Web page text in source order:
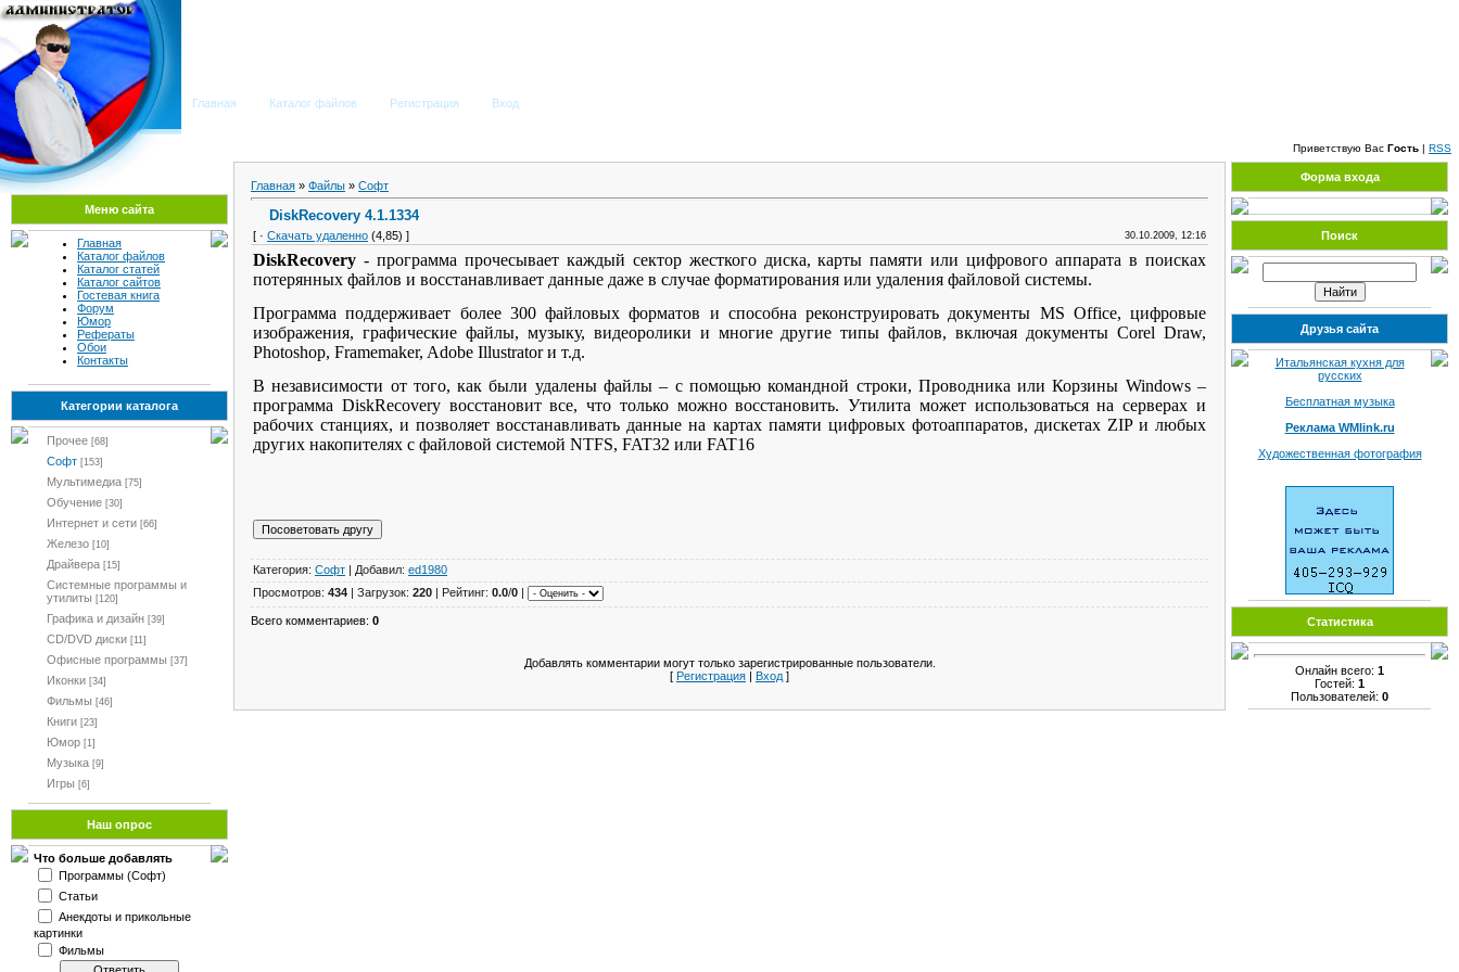
Главная Каталог файлов Регистрация Вход
Приветствую Вас Гость | RSS
Меню сайта
Главная
Каталог файлов
Каталог статей
Каталог сайтов
Гостевая книга
Форум
Юмор
Рефераты
Обои
Контакты
Категории каталога
Прочее [68]
Софт [153]
Мультимедиа [75]
Обучение [30]
Интернет и сети [66]
Железо [10]
Драйвера [15]
Системные программы и
утилиты [120]
Графика и дизайн [39]
CD/DVD диски [11]
Офисные программы [37]
Иконки [34]
Фильмы [46]
Книги [23]
Юмор [1]
Музыка [9]
Игры [6]
Наш опрос
Что больше добавлять
Программы (Софт)
Статьи
Анекдоты и прикольные
картинки
Фильмы
Главная » Файлы » Софт
DiskRecovery 4.1.1334
[ · Скачать удаленно (4,85) ] 30.10.2009, 12:16
DiskRecovery - программа прочесывает каждый сектор жесткого диска, карты памяти или цифрового аппарата в поисках
потерянных файлов и восстанавливает данные даже в случае форматирования или удаления файловой системы.
Программа поддерживает более 300 файловых форматов и способна реконструировать документы MS Office, цифровые
изображения, графические файлы, музыку, видеоролики и многие другие типы файлов, включая документы Corel Draw,
Photoshop, Framemaker, Adobe Illustrator и т.д.
В независимости от того, как были удалены файлы – с помощью командной строки, Проводника или Корзины Windows –
программа DiskRecovery восстановит все, что только можно восстановить. Утилита может использоваться на серверах и
рабочих станциях, и позволяет восстанавливать данные на картах памяти цифровых фотоаппаратов, дискетах ZIP и любых
других накопителях с файловой системой NTFS, FAT32 или FAT16
Категория: Софт | Добавил: ed1980
Просмотров: 434 | Загрузок: 220 | Рейтинг: 0.0/0 |
Всего комментариев: 0
Добавлять комментарии могут только зарегистрированные пользователи.
[ Регистрация | Вход ]
Форма входа
Поиск
Друзья сайта
Итальянская кухня для
русских
Бесплатная музыка
Реклама WMlink.ru
Художественная фотография
Статистика
Онлайн всего: 1
Гостей: 1
Пользователей: 0